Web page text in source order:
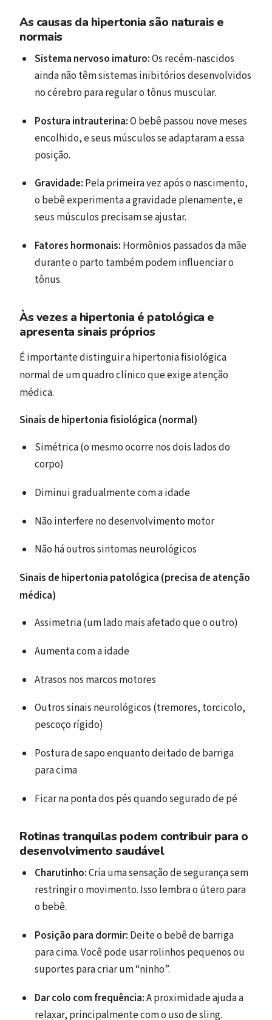
As causas da hipertonia são naturais e
normais
Sistema nervoso imaturo:Os recém-nascidos
ainda não têm sistemas inibitórios desenvolvidos
no cérebro para regular o tônus muscular.
Postura intrauterina:O bebê passou nove meses
encolhido, e seus músculos se adaptaram a essa
posição.
Gravidade: Pela primeira vez após o nascimento,
o bebê experimenta a gravidade plenamente, e
seus músculos precisam se ajustar.
Fatores hormonais: Hormônios passados da mãe
durante o parto também podem influenciar o
tônus.
Às vezes a hipertonia é patológica e
apresenta sinais próprios
É importante distinguir a hipertonia fisiológica
normal de um quadro clínico que exige atenção
médica.
Sinais de hipertonia fisiológica (normal)
Simétrica (o mesmo ocorre nos dois lados do
corpo)
Diminui gradualmente com a idade
Não interfere no desenvolvimento motor
Não há outros sintomas neurológicos
Sinais de hipertonia patológica (precisa de atenção
médica)
Assimetria (um lado mais afetado que o outro)
Aumenta com a idade
Atrasos nos marcos motores
Outros sinais neurológicos (tremores, torcicolo,
pescoço rígido)
Postura de sapo enquanto deitado de barriga
para cima
Ficar na ponta dos pés quando segurado de pé
Rotinas tranquilas podem contribuir para o
desenvolvimento saudável
Charutinho:Cria uma sensação de segurança sem
restringir o movimento. Isso lembra o útero para
o bebê.
Posição para dormir: Deite o bebê de barriga
para cima. Você pode usar rolinhos pequenos ou
suportes para criar um “ninho”.
Dar colo com frequência:A proximidade ajuda a
relaxar, principalmente com o uso de sling.